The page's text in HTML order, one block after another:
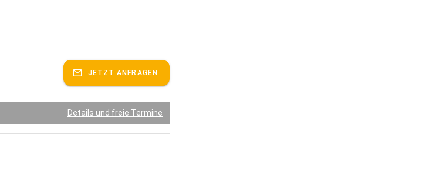
JETZT ANFRAGEN
Details und freie Termine